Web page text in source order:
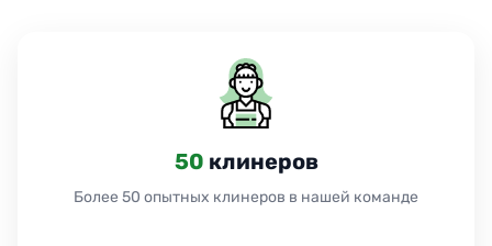
50 клинеров
Более 50 опытных клинеров в нашей команде